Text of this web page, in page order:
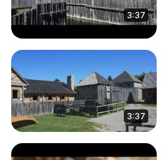
3:37
3:37